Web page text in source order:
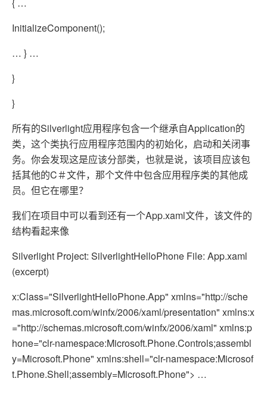
InitializeComponent();
… } …
}
}
所有的Silverlight应用程序包含一个继承自Application的
类，这个类执行应用程序范围内的初始化，启动和关闭事
务。你会发现这是应该分部类，也就是说，该项目应该包
括其他的C＃文件，那个文件中包含应用程序类的其他成
员。但它在哪里？
我们在项目中可以看到还有一个App.xaml文件，该文件的
结构看起来像
Silverlight Project: SilverlightHelloPhone File: App.xaml
(excerpt)
x:Class="SilverlightHelloPhone.App" xmlns="http://sche
mas.microsoft.com/winfx/2006/xaml/presentation" xmlns:x
="http://schemas.microsoft.com/winfx/2006/xaml" xmlns:p
hone="clr-namespace:Microsoft.Phone.Controls;assembl
y=Microsoft.Phone" xmlns:shell="clr-namespace:Microsof
t.Phone.Shell;assembly=Microsoft.Phone"> …